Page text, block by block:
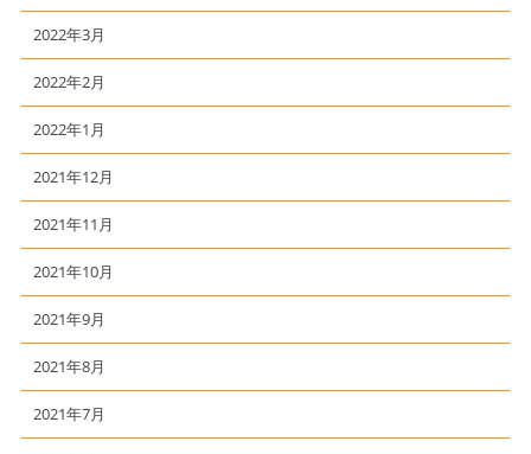
2022年3月
2022年2月
2022年1月
2021年12月
2021年11月
2021年10月
2021年9月
2021年8月
2021年7月